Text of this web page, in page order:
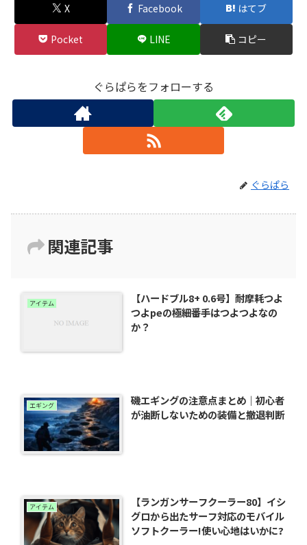
X Facebook はてブ
Pocket LINE コピー
ぐらぱらをフォローする
ぐらぱら
関連記事
アイテム
【ハードブル8+ 0.6号】耐摩耗つよ
つよpeの極細番手はつよつよなの
か？
エギング
磯エギングの注意点まとめ｜初心者
が油断しないための装備と撤退判断
アイテム
【ランガンサーフクーラー80】イシ
グロから出たサーフ対応のモバイル
ソフトクーラー!使い心地はいかに?